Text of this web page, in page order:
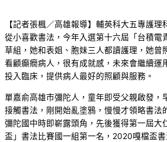
【記者張楓／高雄報導】輔英科大五專護
從小喜歡書法，今年入選第十六屆「台積電
草組，她和表姐、胞妹三人都讀護理，她曾
看顧癲癇病人，很有成就感，未來會繼續運
投入臨床，提供病人最好的照顧與服務。
單嘉俞高雄市彌陀人，童年即受父親啟發，
接觸書法，剛開始亂塗鴉，慢慢才領略書法
彌陀國中時即嶄露頭角，先後獲得第一屆大
盃」書法比賽國一組第一名，2020嘎檔盃